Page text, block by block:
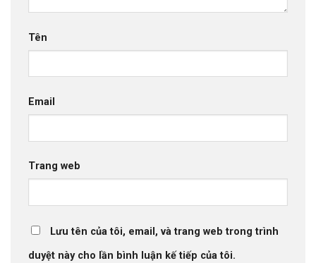
Tên
Email
Trang web
Lưu tên của tôi, email, và trang web trong trình
duyệt này cho lần bình luận kế tiếp của tôi.